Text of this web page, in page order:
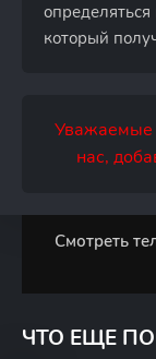
который
Уважаемые
нас,
Смотреть
ЧТО ЕЩЕ